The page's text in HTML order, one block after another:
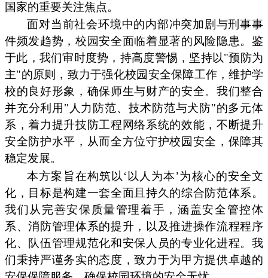
国家的重要关注焦点。
面对当前社会环境中的内部冲突加剧与刑事事
件频发趋势，校园安全面临着显著的风险隐患。鉴
于此，我们审时度势，持高度警惕，坚持以"预防为
主"的原则，致力于强化校园安全保障工作，维护学
校的良好形象，确保师生与财产的安全。我们整合
并充分利用"人力防范、技术防范与犬防"的多元体
系，着力提升技防工程网络系统的效能，不断提升
安全防护水平，从而全方位守护校园安全，保障其
稳定发展。
本方案旨在构筑以‘以人为本’为核心的安全文
化，目标是构建一套全面且持久的综合防范体系。
我们从完善安保质量管理着手，涵盖安全管控体
系、消防管理体系的提升，以及推进操作流程程序
化、队伍管理规范化和安保人员的专业化进程。我
们秉持严谨务实的态度，致力于为甲方提供卓越的